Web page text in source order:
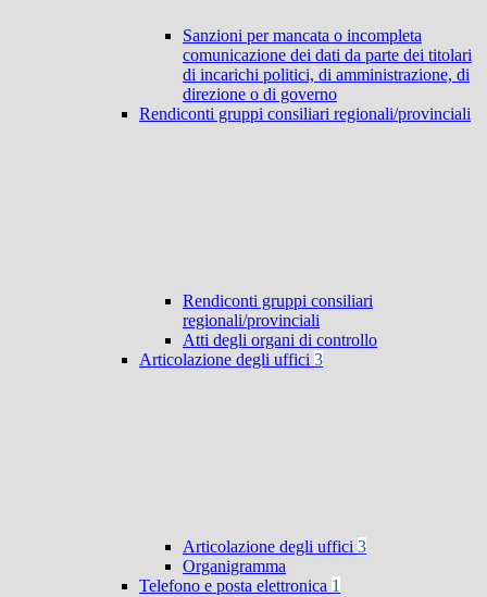
Sanzioni per mancata o incompleta
comunicazione dei dati da parte dei titolari
di incarichi politici, di amministrazione, di
direzione o di governo
Rendiconti gruppi consiliari regionali/provinciali
Rendiconti gruppi consiliari
regionali/provinciali
Atti degli organi di controllo
Articolazione degli uffici 3
Articolazione degli uffici 3
Organigramma
Telefono e posta elettronica 1